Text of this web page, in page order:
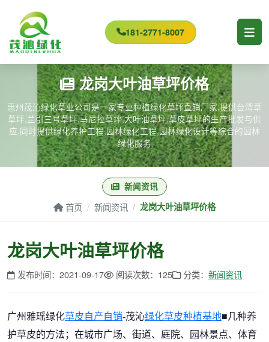
181-2771-8007
龙岗大叶油草坪价格
惠州茂沁绿化草业公司是一家专业种植绿化草坪直销厂家,提供台湾草
草坪,兰引三号草坪,马尼拉草坪,大叶油草坪,草皮草坪的生产批发与供
应,同时提供绿化养护工程,园林绿化工程,园林绿化设计等综合的园林
绿化服务
新闻资讯
首页 新闻资讯 龙岗大叶油草坪价格
龙岗大叶油草坪价格
发布时间：2021-09-17 阅读次数：125 分类： 新闻资讯
广州雅瑶绿化草皮自产自销-茂沁绿化草皮种植基地■几种养
护草皮的方法；在城市广场、街道、庭院、园林景点、体育